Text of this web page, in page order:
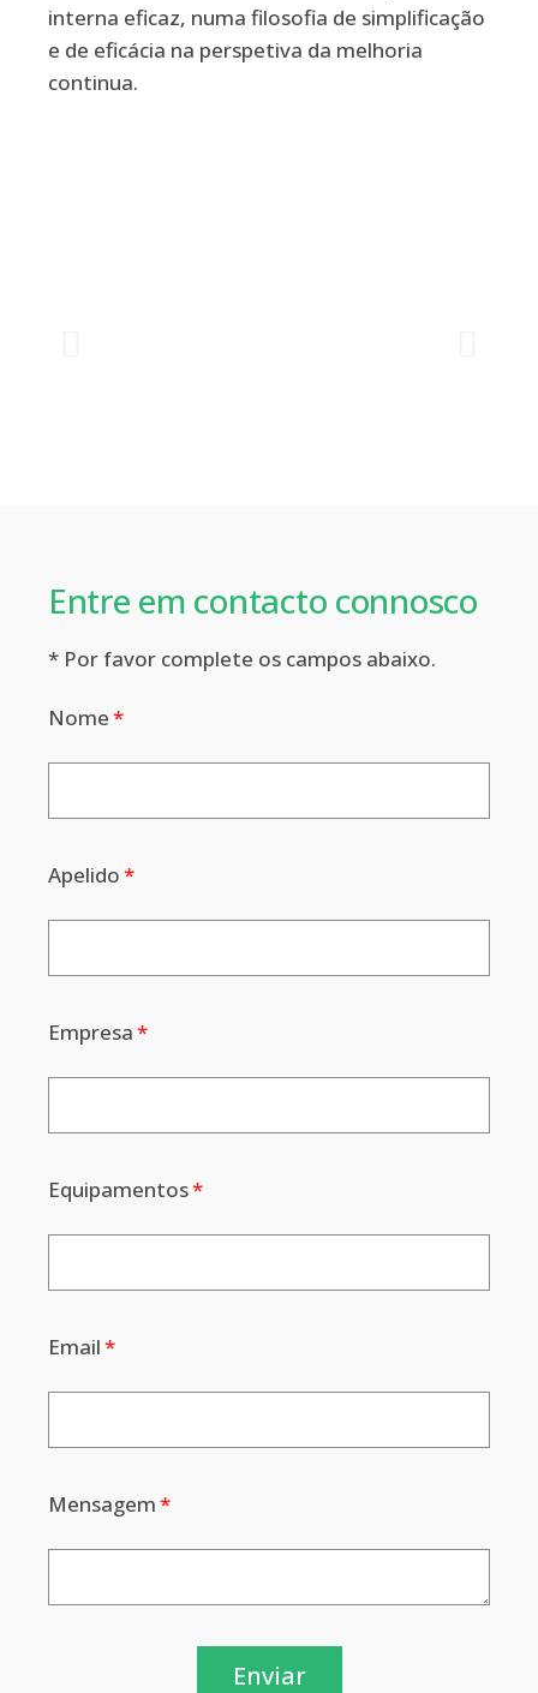
interna eficaz, numa filosofia de simplificação
e de eficácia na perspetiva da melhoria
continua.
Entre em contacto connosco
* Por favor complete os campos abaixo.
Nome
Apelido
Empresa
Equipamentos
Email
Mensagem
Enviar